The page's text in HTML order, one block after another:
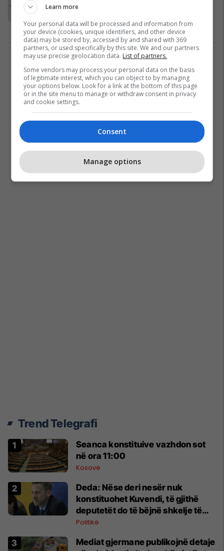
fluturon përmes ngushticës së
Nga Bota 26/11/2024
2
Trend Telegrafi
Seanca konstituive vazhdon sot
në ora 11:00
Kosovë
Deda: Nëse deri nesër nuk
konstituohet Kuvendi, të gjithë
deputetët do të bëjnë shkelje të
rëndë kushtetuese
Politikë
Mediat gjermane publikojnë detaje
Learn more
Your personal data will be processed and information from
your device (cookies, unique identifiers, and other device
data) may be stored by, accessed by and shared with 369
partners, or used specifically by this site. We and our partners
may use precise geolocation data. List of partners.
Some vendors may process your personal data on the basis
of legitimate interest, which you can object to by managing
your options below. Look for a link at the bottom of this page
or in the site menu to manage or withdraw consent in privacy
and cookie settings.
Consent
Manage options